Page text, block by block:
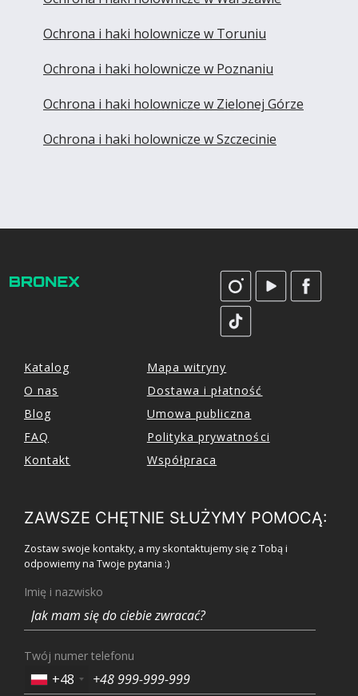
Ochrona i haki holownicze w Toruniu
Ochrona i haki holownicze w Poznaniu
Ochrona i haki holownicze w Zielonej Górze
Ochrona i haki holownicze w Szczecinie
Katalog
O nas
Blog
FAQ
Kontakt
Mapa witryny
Dostawa i płatność
Umowa publiczna
Polityka prywatności
Współpraca
ZAWSZE CHĘTNIE SŁUŻYMY POMOCĄ:
Zostaw swoje kontakty, a my skontaktujemy się z Tobą i
odpowiemy na Twoje pytania :)
Imię i nazwisko
Twój numer telefonu
+48